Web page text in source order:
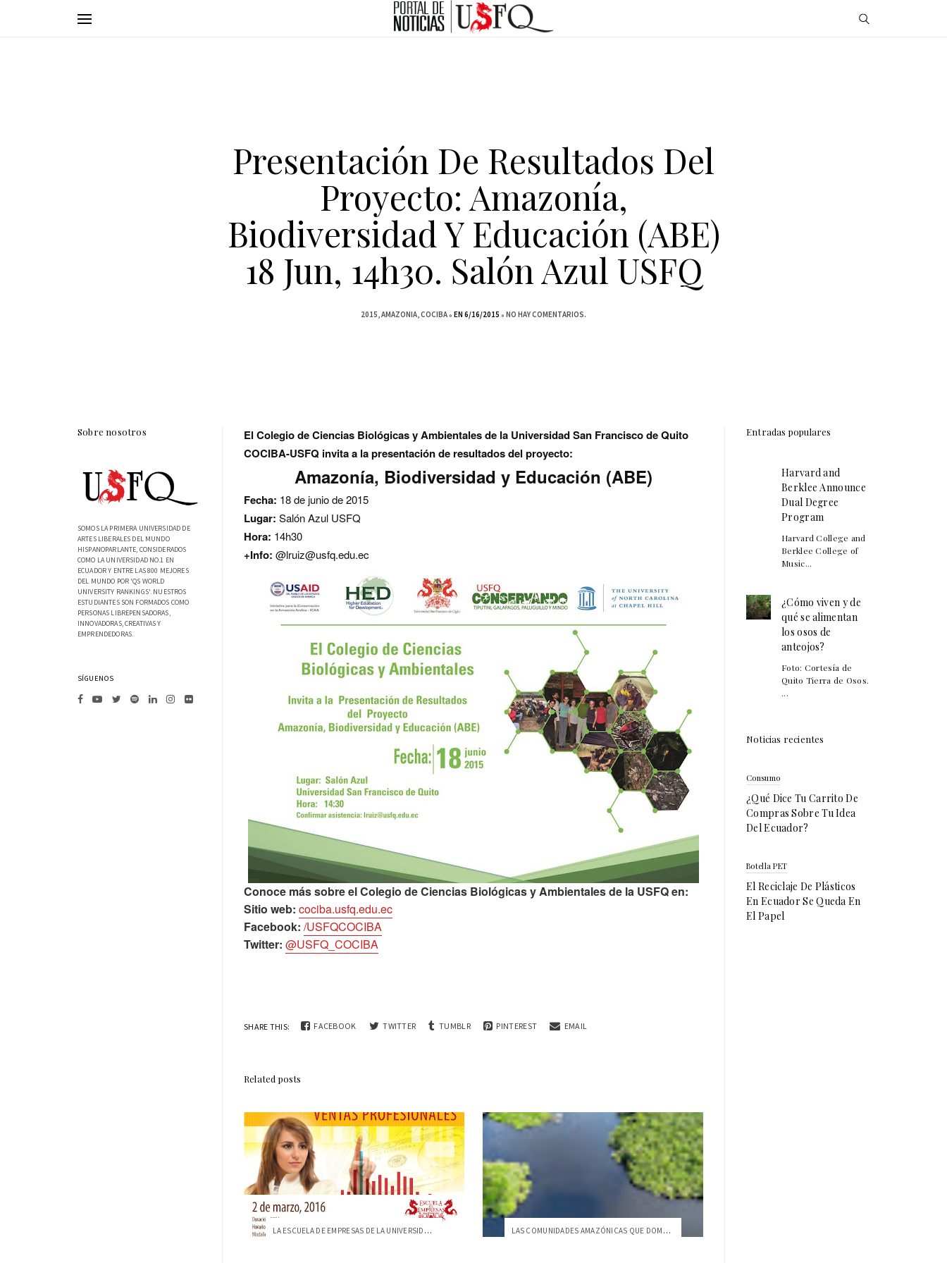
Presentación De Resultados Del
Proyecto: Amazonía,
Biodiversidad Y Educación (ABE)
18 Jun, 14h30. Salón Azul USFQ
2015 AMAZONIA COCIBA EN 6/16/2015 NO HAY COMENTARIOS.
El Colegio de Ciencias Biológicas y Ambientales de la Universidad San Francisco de Quito
COCIBA-USFQ invita a la presentación de resultados del proyecto:
Amazonía, Biodiversidad y Educación (ABE)
Fecha: 18 de junio de 2015
Lugar: Salón Azul USFQ
Hora: 14h30
+Info: @lruiz@usfq.edu.ec
Conoce más sobre el Colegio de Ciencias Biológicas y Ambientales de la USFQ en:
Sitio web: cociba.usfq.edu.ec
Facebook: /USFQCOCIBA
Twitter: @USFQ_COCIBA
SHARE THIS: FACEBOOK TWITTER TUMBLR PINTEREST EMAIL
Related posts
LA ESCUELA DE EMPRESAS DE LA UNIVERSIDAD... LAS COMUNIDADES AMAZÓNICAS QUE DOMESTICA...
Sobre nosotros
SOMOS LA PRIMERA UNIVERSIDAD DE
ARTES LIBERALES DEL MUNDO
HISPANOPARLANTE, CONSIDERADOS
COMO LA UNIVERSIDAD NO.1 EN
ECUADOR Y ENTRE LAS 800 MEJORES
DEL MUNDO POR 'QS WORLD
UNIVERSITY RANKINGS'. NUESTROS
ESTUDIANTES SON FORMADOS COMO
PERSONAS LIBREPENSADORAS,
INNOVADORAS, CREATIVAS Y
EMPRENDEDORAS.
SÍGUENOS
Entradas populares
Harvard and
Berklee Announce
Dual Degree
Program
Harvard College and
Berklee College of
Music...
¿Cómo viven y de
qué se alimentan
los osos de
anteojos?
Foto: Cortesía de
Quito Tierra de Osos.
...
Noticias recientes
Consumo
¿Qué Dice Tu Carrito De
Compras Sobre Tu Idea
Del Ecuador?
Botella PET
El Reciclaje De Plásticos
En Ecuador Se Queda En
El Papel